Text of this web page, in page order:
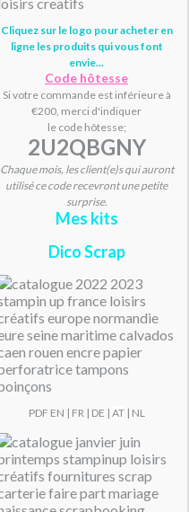
Cliquez sur le logo pour acheter en
ligne les produits qui vous font
envie...
Code hôtesse
Si votre commande est inférieure à
€200, merci d'indiquer
le code hôtesse;
2U2QBGNY
Chaque mois, les client(e)s qui auront
utilisé ce code recevront une petite
surprise.
Mes kits
Dico Scrap
PDF EN | FR| DE | AT| NL